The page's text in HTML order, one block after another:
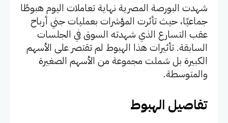
شهدت البورصة المصرية نهاية تعاملات اليوم هبوطًا
جماعيًا، حيث تأثرت المؤشرات بعمليات جني أرباح
عقب التسارع الذي شهدته السوق في الجلسات
السابقة. تأثيرات هذا الهبوط لم تقتصر على الأسهم
الكبيرة بل شملت مجموعة من الأسهم الصغيرة
والمتوسطة.
تفاصيل الهبوط